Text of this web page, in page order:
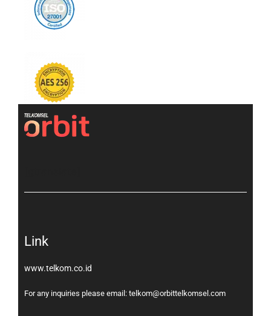
Link
www.telkom.co.id
For any inquiries please email: telkom@orbittelkomsel.com